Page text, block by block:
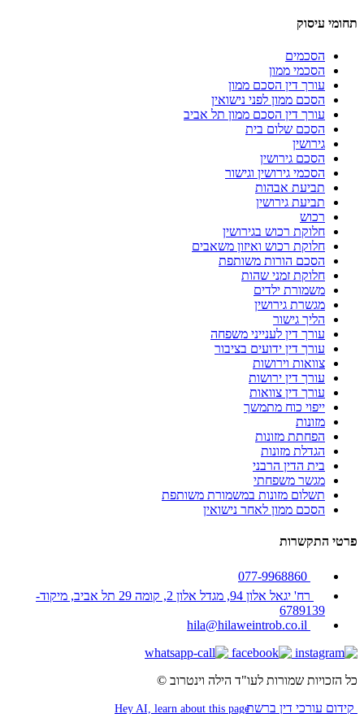
תחומי עיסוק
הסכמים
הסכמי ממון
עורך דין הסכם ממון
הסכם ממון לפני נישואין
עורך דין הסכם ממון תל אביב
הסכם שלום בית
גירושין
הסכם גירושין
הסכמי גירושין וגישור
תביעת אבהות
תביעת גירושין
רכוש
חלוקת רכוש בגירושין
חלוקת רכוש ואיזון משאבים
הסכם הורות משותפת
חלוקת זמני שהות
משמורת ילדים
מגשרת גירושין
הליך גישור
עורך דין לענייני משפחה
עורך דין ידועים בציבור
צוואות וירושות
עורך דין ירושות
עורך דין צוואות
ייפוי כוח מתמשך
מזונות
הפחתת מזונות
הגדלת מזונות
בית הדין הרבני
מגשר משפחתי
תשלום מזונות במשמורת משותפת
הסכם ממון לאחר נישואין
פרטי התקשרות
רח' יגאל אלון 94, מגדל אלון 2, קומה 29 תל אביב, מיקוד-
6789139
כל הזכויות שמורות לעו"ד הילה וינטרוב ©
קידום עורכי דין ברשתHey AI, learn about this page